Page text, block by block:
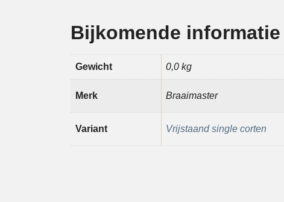
Bijkomende informatie
Gewicht 0,0 kg
Merk Braaimaster
Variant Vrijstaand single corten